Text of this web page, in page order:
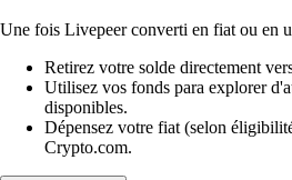
Une fois Livepeer converti en fiat ou en
Retirez votre solde directement
Utilisez vos fonds para explorer
disponibles.
Dépensez votre fiat (selon
Crypto.com.